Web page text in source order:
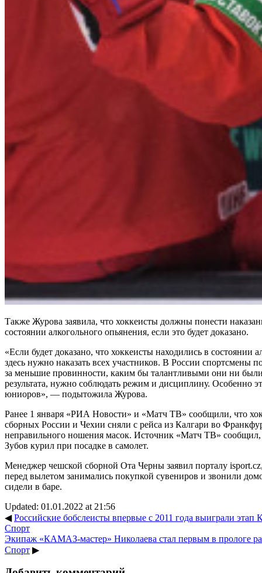
Также Журова заявила, что хоккеисты должны понести
состоянии алкогольного опьянения, если это будет доказано.
«Если будет доказано, что хоккеисты находились в состоянии
здесь нужно наказать всех участников. В России спортсмены
за меньшие провинности, каким бы талантливыми они ни
результата, нужно соблюдать режим и дисциплину. Особенно
юниоров», — подытожила Журова.
Ранее 1 января «РИА Новости» и «Матч ТВ» сообщили, что
сборных России и Чехии сняли с рейса из Калгари во
неправильного ношения масок. Источник «Матч ТВ» сообщил,
Зубов курил при посадке в самолет.
Менеджер чешской сборной Ота Черны заявил порталу
перед вылетом занимались покупкой сувениров и звонили
сидели в баре.
Updated: 01.01.2022 at 21:56
◀Российские бобслеисты впервые с 2011 года выиграли
Спорт
Экипаж «КАМАЗ-мастер» Николаева стал первым в прологе
Спорт ▶